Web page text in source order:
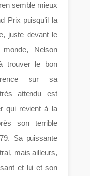
semble mieux
Prix puisqu’il la
juste devant le
Nelson
trouver le bon
sur sa
attendu est
qui revient à la
son terrible
Sa puissante
mais ailleurs,
et lui et son